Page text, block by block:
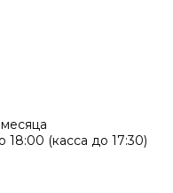
(касса до 17:30)